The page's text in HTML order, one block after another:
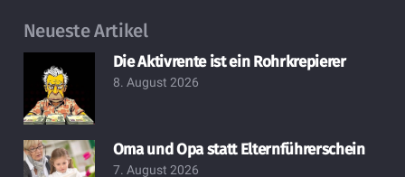
Neueste Artikel
Die Aktivrente ist ein Rohrkrepierer
8. August 2026
Oma und Opa statt Elternführerschein
7. August 2026